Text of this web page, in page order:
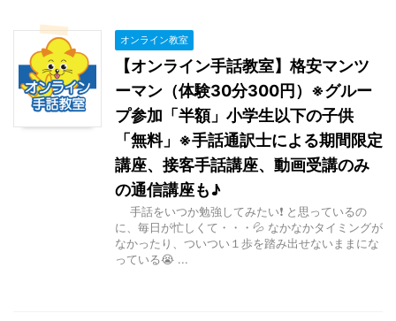
オンライン教室
【オンライン手話教室】格安マンツ
ーマン（体験30分300円）※グルー
プ参加「半額」小学生以下の子供
「無料」※手話通訳士による期間限定
講座、接客手話講座、動画受講のみ
の通信講座も♪
手話をいつか勉強してみたい❗ と思っているの
に、毎日が忙しくて・・・💦 なかなかタイミングが
なかったり、ついつい１歩を踏み出せないままにな
っている😭 ...